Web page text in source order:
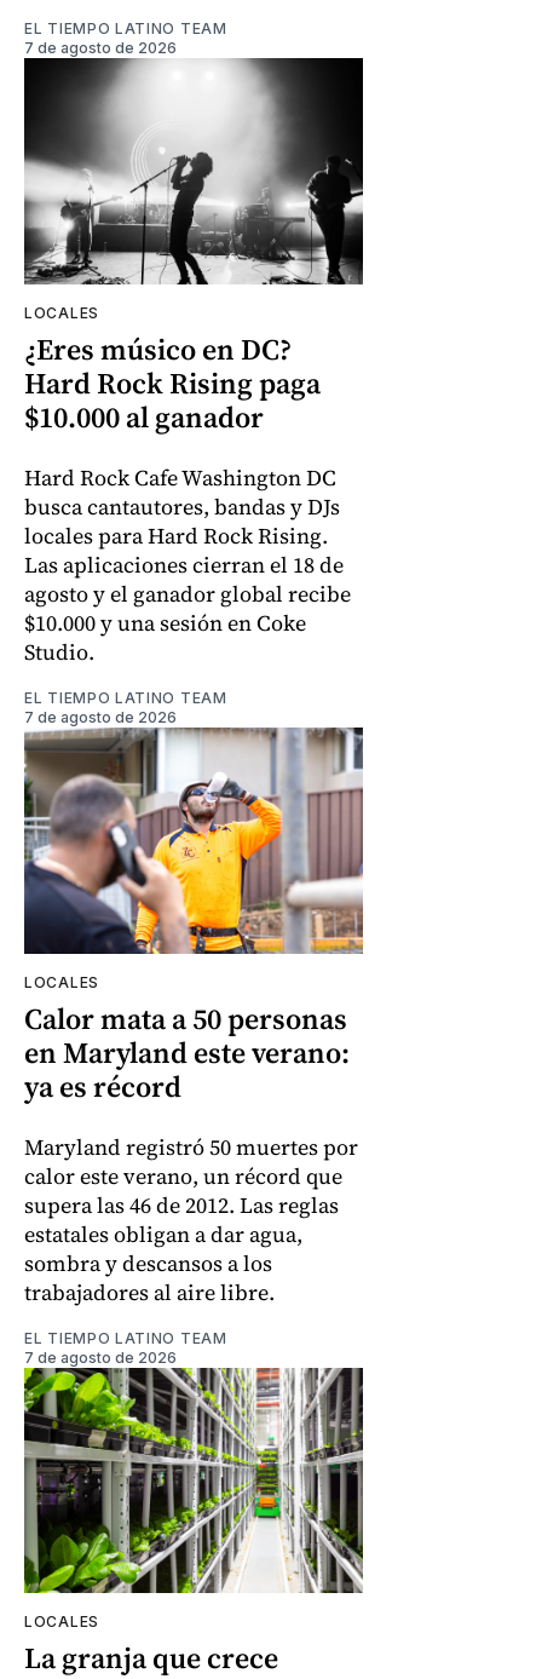
EL TIEMPO LATINO TEAM
7 de agosto de 2026
LOCALES
¿Eres músico en DC?
Hard Rock Rising paga
$10.000 al ganador
Hard Rock Cafe Washington DC
busca cantautores, bandas y DJs
locales para Hard Rock Rising.
Las aplicaciones cierran el 18 de
agosto y el ganador global recibe
$10.000 y una sesión en Coke
Studio.
EL TIEMPO LATINO TEAM
7 de agosto de 2026
LOCALES
Calor mata a 50 personas
en Maryland este verano:
ya es récord
Maryland registró 50 muertes por
calor este verano, un récord que
supera las 46 de 2012. Las reglas
estatales obligan a dar agua,
sombra y descansos a los
trabajadores al aire libre.
EL TIEMPO LATINO TEAM
7 de agosto de 2026
LOCALES
La granja que crece